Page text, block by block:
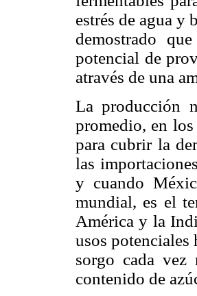
estrés de agua y
demostrado
potencial de
através de una
La producción
promedio, en
para cubrir la
las
y cuando
mundial, es el
América y la
usos potenciales
sorgo cada
contenido de